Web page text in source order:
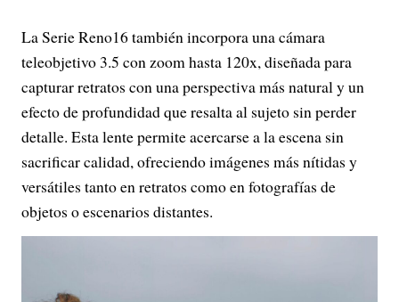
La Serie Reno16 también incorpora una cámara
teleobjetivo 3.5 con zoom hasta 120x, diseñada para
capturar retratos con una perspectiva más natural y un
efecto de profundidad que resalta al sujeto sin perder
detalle. Esta lente permite acercarse a la escena sin
sacrificar calidad, ofreciendo imágenes más nítidas y
versátiles tanto en retratos como en fotografías de
objetos o escenarios distantes.